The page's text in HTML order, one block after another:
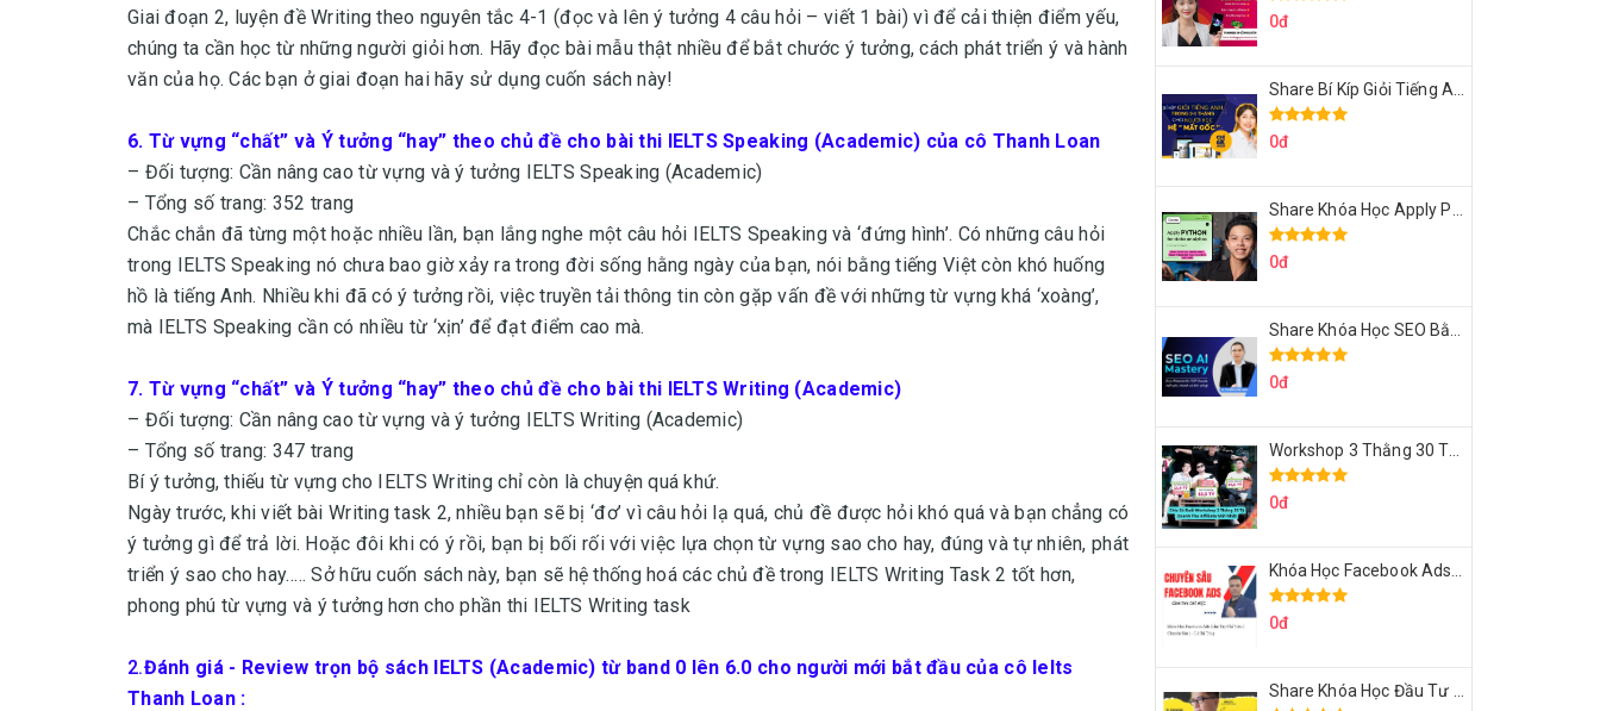
Giai đoạn 2, luyện đề Writing theo nguyên tắc 4-1 (đọc và lên ý tưởng 4 câu hỏi – viết 1 bài) vì để cải thiện điểm yếu,
chúng ta cần học từ những người giỏi hơn. Hãy đọc bài mẫu thật nhiều để bắt chước ý tưởng, cách phát triển ý và hành
văn của họ. Các bạn ở giai đoạn hai hãy sử dụng cuốn sách này!
6. Từ vựng “chất” và Ý tưởng “hay” theo chủ đề cho bài thi IELTS Speaking (Academic) của cô Thanh Loan
– Đối tượng: Cần nâng cao từ vựng và ý tưởng IELTS Speaking (Academic)
– Tổng số trang: 352 trang
Chắc chắn đã từng một hoặc nhiều lần, bạn lắng nghe một câu hỏi IELTS Speaking và ‘đứng hình’. Có những câu hỏi
trong IELTS Speaking nó chưa bao giờ xảy ra trong đời sống hằng ngày của bạn, nói bằng tiếng Việt còn khó huống
hồ là tiếng Anh. Nhiều khi đã có ý tưởng rồi, việc truyền tải thông tin còn gặp vấn đề với những từ vựng khá ‘xoàng’,
mà IELTS Speaking cần có nhiều từ ‘xịn’ để đạt điểm cao mà.
7. Từ vựng “chất” và Ý tưởng “hay” theo chủ đề cho bài thi IELTS Writing (Academic)
– Đối tượng: Cần nâng cao từ vựng và ý tưởng IELTS Writing (Academic)
– Tổng số trang: 347 trang
Bí ý tưởng, thiếu từ vựng cho IELTS Writing chỉ còn là chuyện quá khứ.
Ngày trước, khi viết bài Writing task 2, nhiều bạn sẽ bị ‘đơ’ vì câu hỏi lạ quá, chủ đề được hỏi khó quá và bạn chẳng có
ý tưởng gì để trả lời. Hoặc đôi khi có ý rồi, bạn bị bối rối với việc lựa chọn từ vựng sao cho hay, đúng và tự nhiên, phát
triển ý sao cho hay….. Sở hữu cuốn sách này, bạn sẽ hệ thống hoá các chủ đề trong IELTS Writing Task 2 tốt hơn,
phong phú từ vựng và ý tưởng hơn cho phần thi IELTS Writing task
2.Đánh giá - Review trọn bộ sách IELTS (Academic) từ band 0 lên 6.0 cho người mới bắt đầu của cô Ielts
Thanh Loan :
0đ
0đ
0đ
0đ
0đ
0đ